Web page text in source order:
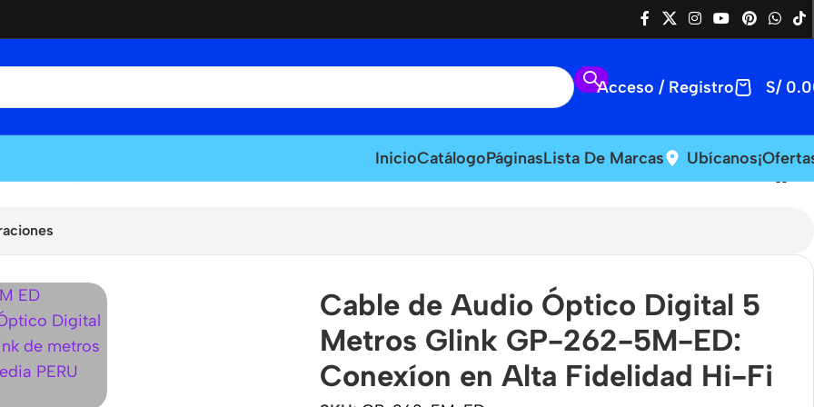
Acceso / Registro S/
InicioCatálogoPáginasLista De Marcas Ubícanos
Metros Glink GP-262-5M-ED: Conexíon en Alta Fidelidad Hi-Fi
Cable de Audio Óptico Digital 5
Metros Glink GP-262-5M-ED:
Conexíon en Alta Fidelidad Hi-Fi